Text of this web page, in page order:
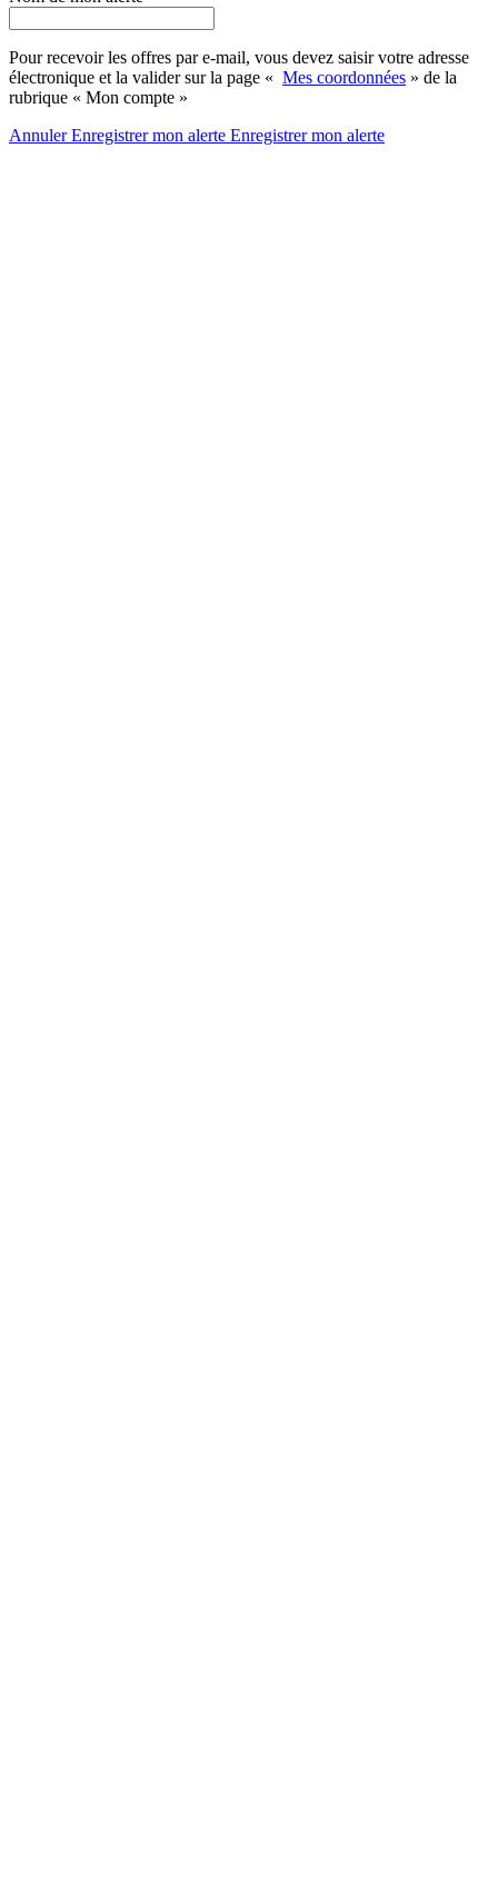
Pour recevoir les offres par e-mail, vous devez saisir votre adresse
électronique et la valider sur la page « Mes coordonnées » de la
rubrique « Mon compte »
AnnulerEnregistrer mon alerte Enregistrermon alerte